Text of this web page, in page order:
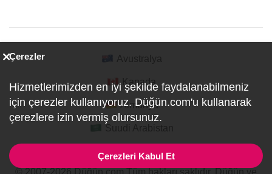
Kanada
Almanya
Çerezler
Hizmetlerimizden en iyi şekilde faydalanabilmeniz
için çerezler kullanıyoruz. Düğün.com'u kullanarak
çerezlere izin vermiş olursunuz.
Çerezleri Kabul Et